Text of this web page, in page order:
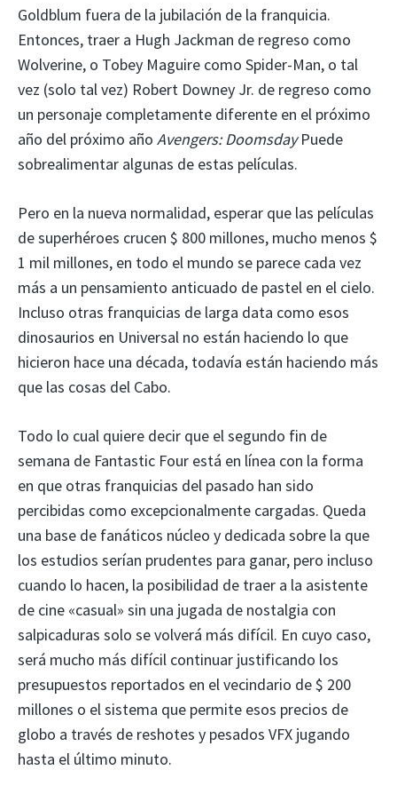
Goldblum fuera de la jubilación de la franquicia.
Entonces, traer a Hugh Jackman de regreso como
Wolverine, o Tobey Maguire como Spider-Man, o tal
vez (solo tal vez) Robert Downey Jr. de regreso como
un personaje completamente diferente en el próximo
año del próximo año Avengers: DoomsdayPuede
sobrealimentar algunas de estas películas.
Pero en la nueva normalidad, esperar que las películas
de superhéroes crucen $ 800 millones, mucho menos $
1 mil millones, en todo el mundo se parece cada vez
más a un pensamiento anticuado de pastel en el cielo.
Incluso otras franquicias de larga data como esos
dinosaurios en Universal no están haciendo lo que
hicieron hace una década, todavía están haciendo más
que las cosas del Cabo.
Todo lo cual quiere decir que el segundo fin de
semana de Fantastic Four está en línea con la forma
en que otras franquicias del pasado han sido
percibidas como excepcionalmente cargadas. Queda
una base de fanáticos núcleo y dedicada sobre la que
los estudios serían prudentes para ganar, pero incluso
cuando lo hacen, la posibilidad de traer a la asistente
de cine «casual» sin una jugada de nostalgia con
salpicaduras solo se volverá más difícil. En cuyo caso,
será mucho más difícil continuar justificando los
presupuestos reportados en el vecindario de $ 200
millones o el sistema que permite esos precios de
globo a través de reshotes y pesados VFX jugando
hasta el último minuto.